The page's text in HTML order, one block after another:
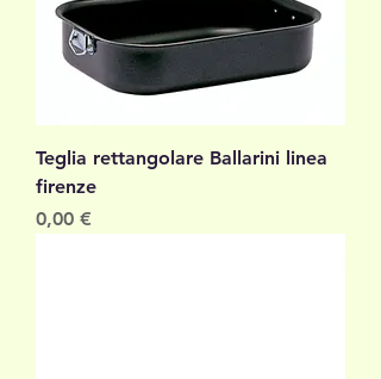
Teglia rettangolare Ballarini linea
firenze
Prezzo
0,00 €